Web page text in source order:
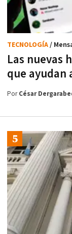
Las nuevas
que ayudan
TECNOLOGÍA/
PorCésar